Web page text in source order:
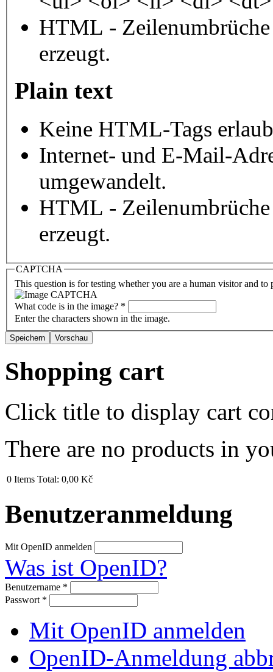
HTML - Zeilenumbrüche
erzeugt.
Plain text
Keine HTML-Tags
Internet- und E-Mail-
umgewandelt.
HTML - Zeilenumbrüche
erzeugt.
CAPTCHA
This question is for testing whether you are a human visitor and to
What code is in the image? *
Enter the characters shown in the image.
Shopping cart
Click title to display cart
There are no products in
0 Items Total: 0,00 Kč
Benutzeranmeldung
Mit OpenID anmelden
Was ist OpenID?
Benutzername *
Passwort *
Mit OpenID anmelden
OpenID-Anmeldung